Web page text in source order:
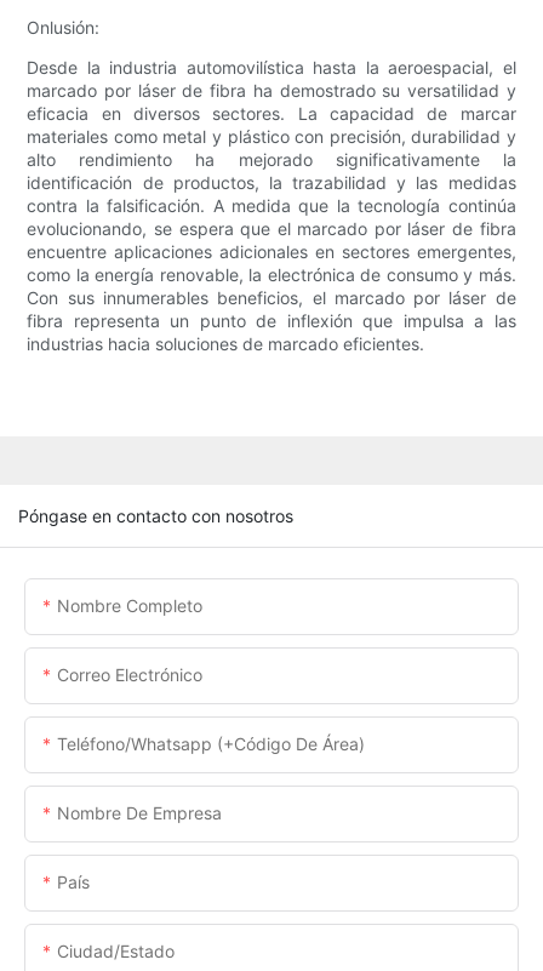
Onlusión:
Desde la industria automovilística hasta la aeroespacial, el
marcado por láser de fibra ha demostrado su versatilidad y
eficacia en diversos sectores. La capacidad de marcar
materiales como metal y plástico con precisión, durabilidad y
alto rendimiento ha mejorado significativamente la
identificación de productos, la trazabilidad y las medidas
contra la falsificación. A medida que la tecnología continúa
evolucionando, se espera que el marcado por láser de fibra
encuentre aplicaciones adicionales en sectores emergentes,
como la energía renovable, la electrónica de consumo y más.
Con sus innumerables beneficios, el marcado por láser de
fibra representa un punto de inflexión que impulsa a las
industrias hacia soluciones de marcado eficientes.
Póngase en contacto con nosotros
Nombre Completo
Correo Electrónico
Teléfono/whatsapp (+código De Área)
Nombre De Empresa
País
Ciudad/estado